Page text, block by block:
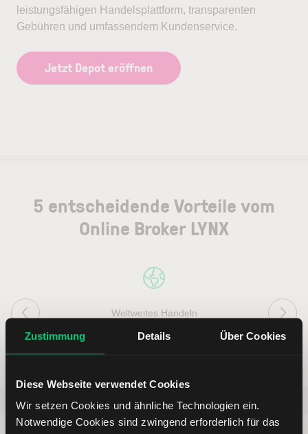
Zustimmung Details Über Cookies
Diese Webseite verwendet Cookies
Wir setzen Cookies und ähnliche Technologien ein.
Notwendige Cookies sind zwingend erforderlich für das
leistungsfähigen Handelsplattform, transparenten
Gebühren und umfassendem Kundenservice.
Jetzt Depot eröffnen
5 entscheidende Vorteile vom
Online Broker LYNX
Weltweites Handeln
Beliebt ETR:PLUN Aktien im